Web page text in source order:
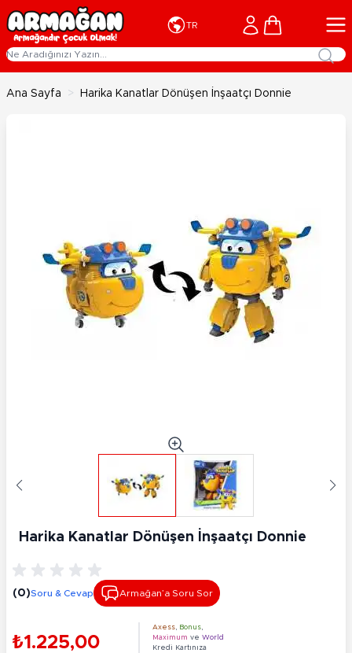
İçeriğe geç
TR Cart
Ana Sayfa > Harika Kanatlar Dönüşen İnşaatçı Donnie
Harika Kanatlar Dönüşen İnşaatçı Donnie
(0)Soru & Cevap Armağan’a Soru Sor
₺1.225,00
Axess Bonus
Maximum ve World
Kredi Kartınıza